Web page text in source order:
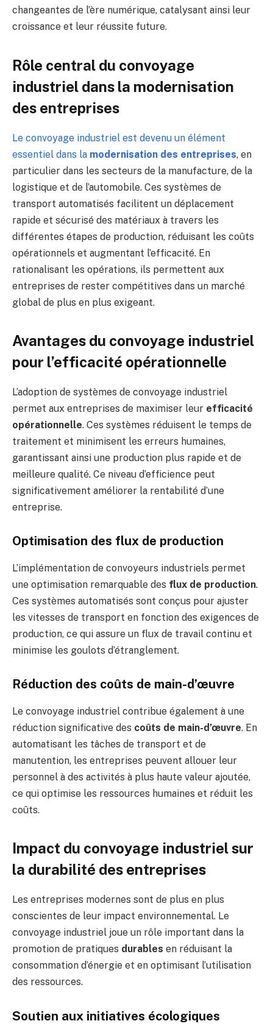
changeantes de l’ère numérique, catalysant ainsi leur
croissance et leur réussite future.
Rôle central du convoyage
industriel dans la modernisation
des entreprises
Le convoyage industriel est devenu un élément
essentiel dans la modernisation des entreprises, en
particulier dans les secteurs de la manufacture, de la
logistique et de l’automobile. Ces systèmes de
transport automatisés facilitent un déplacement
rapide et sécurisé des matériaux à travers les
différentes étapes de production, réduisant les coûts
opérationnels et augmentant l’efficacité. En
rationalisant les opérations, ils permettent aux
entreprises de rester compétitives dans un marché
global de plus en plus exigeant.
Avantages du convoyage industriel
pour l’efficacité opérationnelle
L’adoption de systèmes de convoyage industriel
permet aux entreprises de maximiser leur efficacité
opérationnelle. Ces systèmes réduisent le temps de
traitement et minimisent les erreurs humaines,
garantissant ainsi une production plus rapide et de
meilleure qualité. Ce niveau d’efficience peut
significativement améliorer la rentabilité d’une
entreprise.
Optimisation des flux de production
L’implémentation de convoyeurs industriels permet
une optimisation remarquable des flux de production.
Ces systèmes automatisés sont conçus pour ajuster
les vitesses de transport en fonction des exigences de
production, ce qui assure un flux de travail continu et
minimise les goulots d’étranglement.
Réduction des coûts de main-d’œuvre
Le convoyage industriel contribue également à une
réduction significative des coûts de main-d’œuvre. En
automatisant les tâches de transport et de
manutention, les entreprises peuvent allouer leur
personnel à des activités à plus haute valeur ajoutée,
ce qui optimise les ressources humaines et réduit les
coûts.
Impact du convoyage industriel sur
la durabilité des entreprises
Les entreprises modernes sont de plus en plus
conscientes de leur impact environnemental. Le
convoyage industriel joue un rôle important dans la
promotion de pratiques durables en réduisant la
consommation d’énergie et en optimisant l’utilisation
des ressources.
Soutien aux initiatives écologiques